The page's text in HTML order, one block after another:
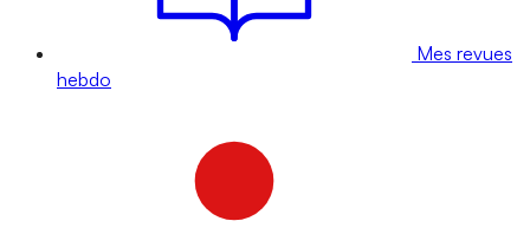
Mes revues
hebdo